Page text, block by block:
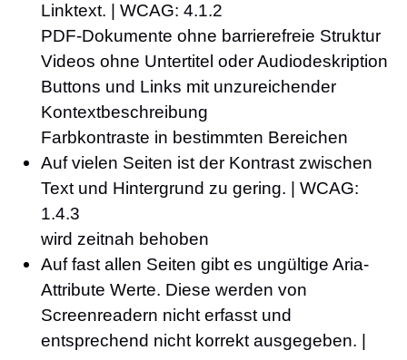
Linktext. | WCAG: 4.1.2
PDF-Dokumente ohne barrierefreie Struktur
Videos ohne Untertitel oder Audiodeskription
Buttons und Links mit unzureichender
Kontextbeschreibung
Farbkontraste in bestimmten Bereichen
Auf vielen Seiten ist der Kontrast zwischen
Text und Hintergrund zu gering. | WCAG:
1.4.3
wird zeitnah behoben
Auf fast allen Seiten gibt es ungültige Aria-
Attribute Werte. Diese werden von
Screenreadern nicht erfasst und
entsprechend nicht korrekt ausgegeben. |